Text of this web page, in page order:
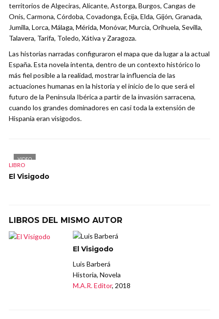
territorios de Algeciras, Alicante, Astorga, Burgos, Cangas de
Onís, Carmona, Córdoba, Covadonga, Écija, Elda, Gijón, Granada,
Jumilla, Lorca, Málaga, Mérida, Monóvar, Murcia, Orihuela, Sevilla,
Talavera, Tarifa, Toledo, Xátiva y Zaragoza.
Las historias narradas configuraron el mapa que da lugar a la actual
España. Esta novela intenta, dentro de un contexto histórico lo
más fiel posible a la realidad, mostrar la influencia de las
actuaciones humanas en la historia y el inicio de lo que será el
futuro de la Península Ibérica a partir de la invasión sarracena,
cuando los grandes dominadores en casi toda la extensión de
Hispania eran visigodos.
VIDEO
LIBRO
El Visigodo
LIBROS DEL MISMO AUTOR
El Visigodo
Luis Barberá
Historia, Novela
M.A.R. Editor, 2018